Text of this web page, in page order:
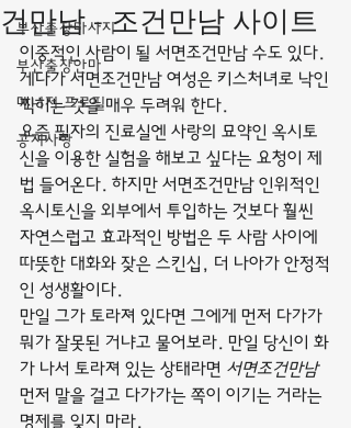
부산출장마사지
부산출장안마
매니저 프로필
공지사항
건만남 - 조건만남 사이트
이중적인 사람이 될 서면조건만남 수도 있다.
게다가 서면조건만남 여성은 키스처녀로 낙인
찍히는 것을 매우 두려워 한다.
요즘 필자의 진료실엔 사랑의 묘약인 옥시토
신을 이용한 실험을 해보고 싶다는 요청이 제
법 들어온다. 하지만 서면조건만남 인위적인
옥시토신을 외부에서 투입하는 것보다 훨씬
자연스럽고 효과적인 방법은 두 사람 사이에
따뜻한 대화와 잦은 스킨십, 더 나아가 안정적
인 성생활이다.
만일 그가 토라져 있다면 그에게 먼저 다가가
뭐가 잘못된 거냐고 물어보라. 만일 당신이 화
가 나서 토라져 있는 상태라면 서면조건만남
먼저 말을 걸고 다가가는 쪽이 이기는 거라는
명제를 잊지 마라.